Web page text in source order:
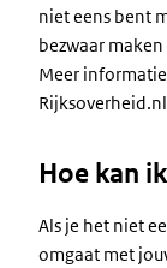
niet eens bent
bezwaar
Meer
Hoe kan
Als je het niet
omgaat met